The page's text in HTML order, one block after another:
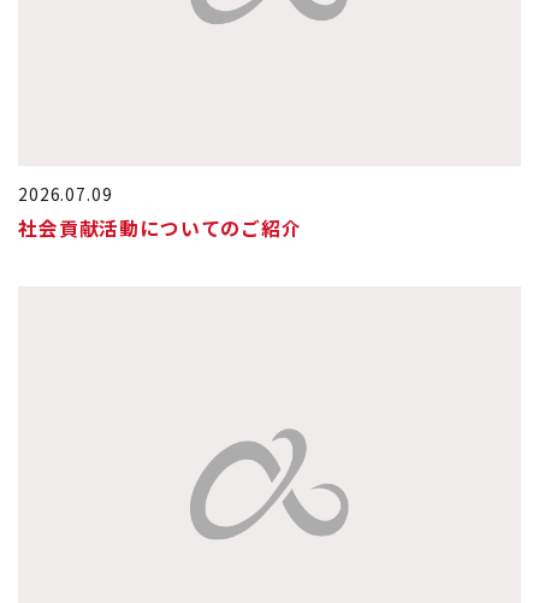
2026.07.09
社会貢献活動についてのご紹介